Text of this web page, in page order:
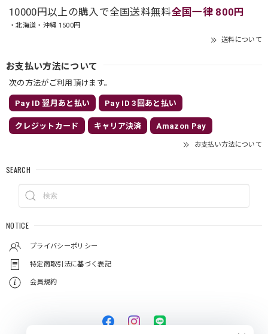
10000円以上の購入で全国送料無料全国一律 800円
・北海道・沖縄 1500円
送料について
お支払い方法について
次の方法がご利用頂けます。
Pay ID 翌月あと払い Pay ID 3回あと払い
クレジットカード キャリア決済 Amazon Pay
お支払い方法について
SEARCH
NOTICE
プライバシーポリシー
特定商取引法に基づく表記
会員規約